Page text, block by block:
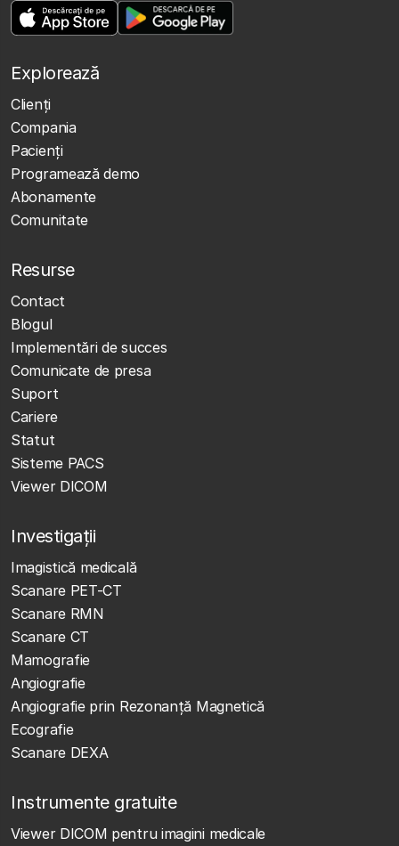
Explorează
Clienţi
Compania
Pacienți
Programează demo
Abonamente
Comunitate
Resurse
Contact
Blogul
Implementări de succes
Comunicate de presa
Suport
Cariere
Statut
Sisteme PACS
Viewer DICOM
Investigații
Imagistică medicală
Scanare PET-CT
Scanare RMN
Scanare CT
Mamografie
Angiografie
Angiografie prin Rezonanță Magnetică
Ecografie
Scanare DEXA
Instrumente gratuite
Viewer DICOM pentru imagini medicale